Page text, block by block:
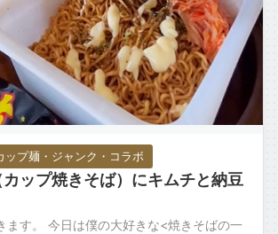
ップ麺・ジャンク・コラボ
ップ焼きそば）にキムチと納豆
ます。 今日は僕の大好きな<焼きそばの一